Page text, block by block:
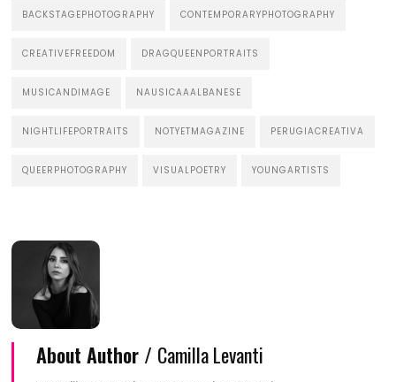
BACKSTAGEPHOTOGRAPHY CONTEMPORARYPHOTOGRAPHY
CREATIVEFREEDOM DRAGQUEENPORTRAITS
MUSICANDIMAGE NAUSICAAALBANESE
NIGHTLIFEPORTRAITS NOTYETMAGAZINE PERUGIACREATIVA
QUEERPHOTOGRAPHY VISUALPOETRY YOUNGARTISTS
About Author / Camilla Levanti